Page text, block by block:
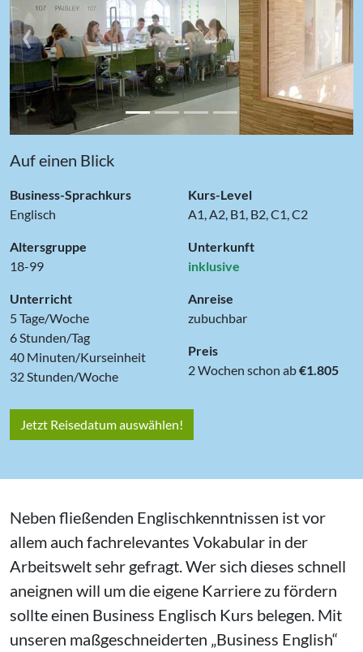
‹ ›
Auf einen Blick
Business-Sprachkurs
Englisch
Altersgruppe
18-99
Unterricht
5 Tage/Woche
6 Stunden/Tag
40 Minuten/Kurseinheit
32 Stunden/Woche
Kurs-Level
A1, A2, B1, B2, C1, C2
Unterkunft
inklusive
Anreise
zubuchbar
Preis
2 Wochen schon ab€1.805
Jetzt Reisedatum auswählen!
Neben fließenden Englischkenntnissen ist vor
allem auch fachrelevantes Vokabular in der
Arbeitswelt sehr gefragt. Wer sich dieses schnell
aneignen will um die eigene Karriere zu fördern
sollte einen Business Englisch Kurs belegen. Mit
unseren maßgeschneiderten „Business English“